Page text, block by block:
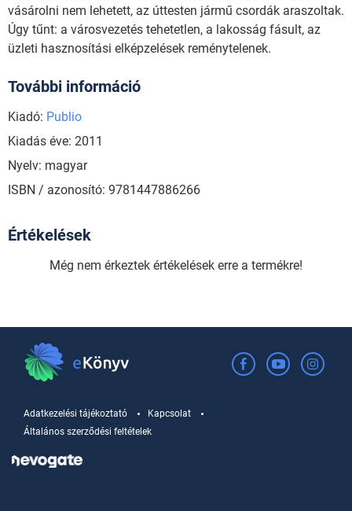
vásárolni nem lehetett, az úttesten jármű csordák araszoltak.
Úgy tűnt: a városvezetés tehetetlen, a lakosság fásult, az
üzleti hasznosítási elképzelések reménytelenek.
További információ
Kiadó: Publio
Kiadás éve: 2011
Nyelv: magyar
ISBN / azonosító: 9781447886266
Értékelések
Még nem érkeztek értékelések erre a termékre!
Adatkezelési tájékoztató
Kapcsolat
Általános szerződési feltételek